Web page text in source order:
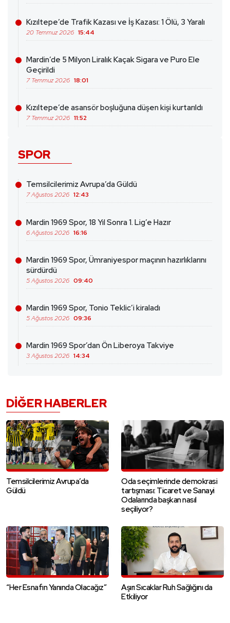
Kızıltepe’de Trafik Kazası ve İş Kazası: 1 Ölü, 3 Yaralı
20 Temmuz 2026 15:44
Mardin’de 5 Milyon Liralık Kaçak Sigara ve Puro Ele
Geçirildi
7 Temmuz 2026 18:01
Kızıltepe’de asansör boşluğuna düşen kişi kurtarıldı
7 Temmuz 2026 11:52
SPOR
Temsilcilerimiz Avrupa’da Güldü
7 Ağustos 2026 12:43
Mardin 1969 Spor, 18 Yıl Sonra 1. Lig’e Hazır
6 Ağustos 2026 16:16
Mardin 1969 Spor, Ümraniyespor maçının hazırlıklarını
sürdürdü
5 Ağustos 2026 09:40
Mardin 1969 Spor, Tonio Teklic’i kiraladı
5 Ağustos 2026 09:36
Mardin 1969 Spor’dan Ön Liberoya Takviye
3 Ağustos 2026 14:34
DIĞER HABERLER
Temsilcilerimiz Avrupa’da
Güldü
Oda seçimlerinde demokrasi
tartışması: Ticaret ve Sanayi
Odalarında başkan nasıl
seçiliyor?
“Her Esnafın Yanında Olacağız”
Aşırı Sıcaklar Ruh Sağlığını da
Etkiliyor